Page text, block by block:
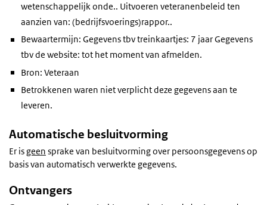
wetenschappelijk onde.. Uitvoeren veteranenbeleid ten
aanzien van: (bedrijfsvoerings)rappor..
Bewaartermijn: Gegevens tbv treinkaartjes: 7 jaar Gegevens
tbv de website: tot het moment van afmelden.
Bron: Veteraan
Betrokkenen waren niet verplicht deze gegevens aan te
leveren.
Automatische besluitvorming
Er isgeen sprake van besluitvorming over persoonsgegevens op
basis van automatisch verwerkte gegevens.
Ontvangers